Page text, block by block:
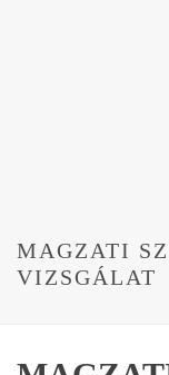
MAGZATI
VIZSGÁLAT